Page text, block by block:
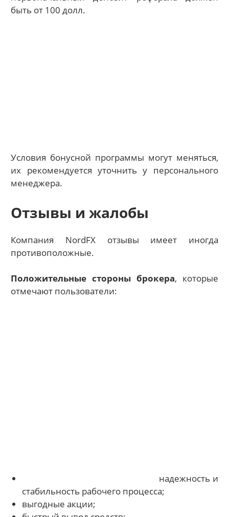
быть от 100 долл.
Условия бонусной программы могут меняться,
их рекомендуется уточнить у персонального
менеджера.
Отзывы и жалобы
Компания NordFX отзывы имеет иногда
противоположные.
Положительные стороны брокера, которые
отмечают пользователи:
надежность и
стабильность рабочего процесса;
выгодные акции;